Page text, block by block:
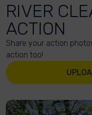
RIVER
ACTION
Share your action
action too!